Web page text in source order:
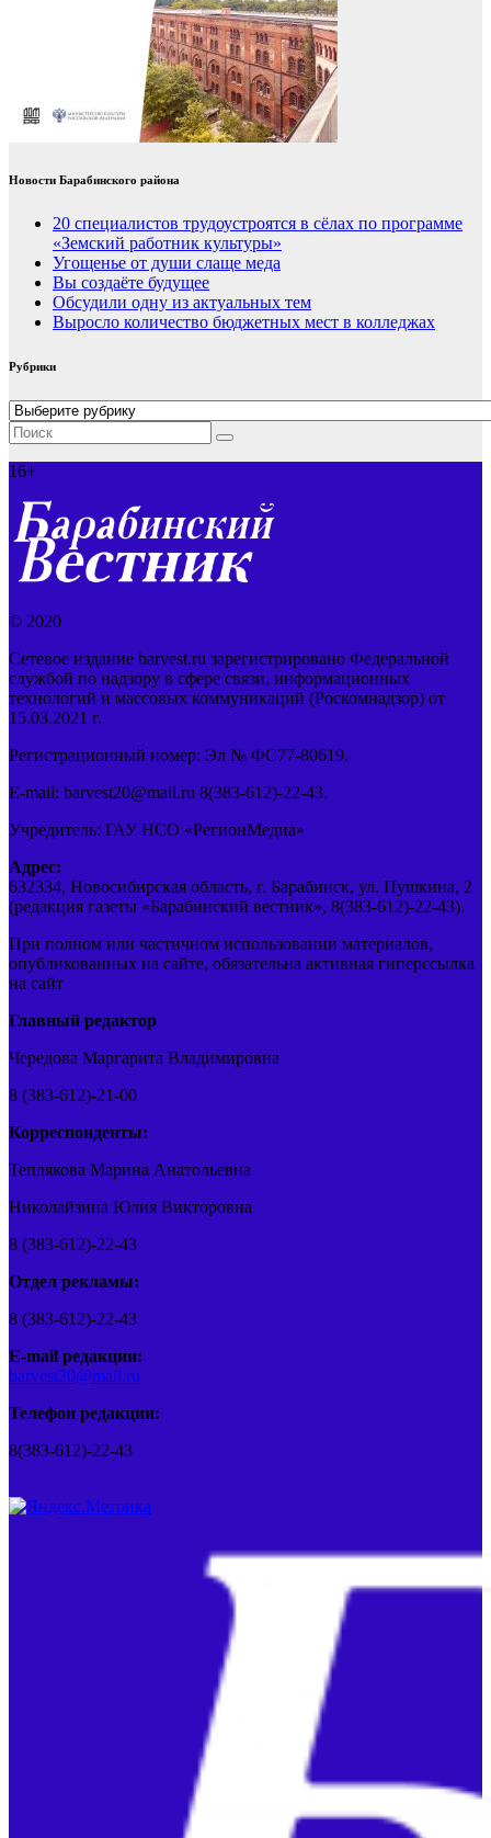
Новости Барабинского района
20 специалистов трудоустроятся в сёлах по программе
«Земский работник культуры»
Угощенье от души слаще меда
Вы создаёте будущее
Обсудили одну из актуальных тем
Выросло количество бюджетных мест в колледжах
Рубрики
Рубрики
16+
© 2020
Сетевое издание barvest.ru зарегистрировано Федеральной
службой по надзору в сфере связи, информационных
технологий и массовых коммуникаций (Роскомнадзор) от
15.03.2021 г.
Регистрационный номер: Эл № ФС77-80619.
E-mail: barvest20@mail.ru 8(383-612)-22-43.
Учредитель: ГАУ НСО «РегионМедиа»
Адрес:
632334, Новосибирская область, г. Барабинск, ул. Пушкина, 2
(редакция газеты «Барабинский вестник», 8(383-612)-22-43).
При полном или частичном использовании материалов,
опубликованных на сайте, обязательна активная гиперссылка
на сайт
Главный редактор
Чередова Маргарита Владимировна
8 (383-612)-21-00
Корреспонденты:
Теплякова Марина Анатольевна
Николайзина Юлия Викторовна
8 (383-612)-22-43
Отдел рекламы:
8 (383-612)-22-43
E-mail редакции:
barvest20@mail.ru
Телефон редакции:
8(383-612)-22-43